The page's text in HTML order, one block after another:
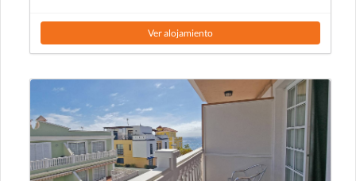
Ver alojamiento